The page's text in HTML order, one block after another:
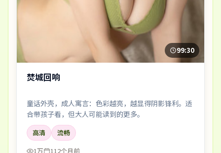
99:30
焚城回响
童话外壳，成人寓言：色彩越亮，越显得阴影锋利。适
合带孩子看，但大人可能读到的更多。
高清
流畅
1万
112个月前